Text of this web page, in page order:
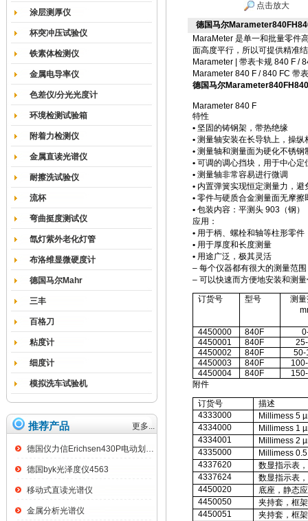
涂层测厚仪
杯突冲压试验仪
铁素体检测仪
金属电导率仪
色差仪/分光光度计
环境检测试验箱
附着力检测仪
金属直读光谱仪
耐擦洗试验仪
流杯
弯曲挺度测试仪
氙灯紫外老化灯管
布洛维显微硬度计
德国马尔Mahr
三丰
百格刀
粘度计
细度计
模拟洗车试验机
推荐产品 更多...
德国仪力信Erichsen430P电动划格试验仪
德国byk光泽度仪4563
移动式直读光谱仪
金属分析光谱仪
点击放大
德国马尔
MaraMeter 是单一和批量零件
面高度平行，所以可提供精准
Marameter
带表卡规840 F /
Marameter 840 F / 840 FC 带
德国马尔
Marameter 840 F
特性
• 坚固的铸钢架，带热绝缘
• 测量轴安装在长导轨上，操纵
• 测量轴和测量面为硬化不锈钢
• 可调的调心挡块，用于中心定
• 测量轴非常容易进行微调
• 内置弹簧实现恒定测量力，避
• 零件与硬质合金测量面无摩擦
• 包装内容：平测头903（钢）
应用：
• 用于柄、螺栓和轴等柱形零件
• 用于厚度和长度测量
• 用途广泛，极其灵活
– 每个仪器都有很大的测量范围
– 可以快速而方便地安装和测
订货号
型号
测
4450000 840F
4450001
840F
4450002
840F
50-
4450003
840F
4450004
840F
附件
订货号
描述
4333000
Millimess 5
4334000
Millimess 1
4334001
Millimess 2
4335000
Millimess
4337620
数显指示表，
4337624
数显指示表，
4450020
底座，静态
4450050
夹持套，框
4450051
夹持套，框